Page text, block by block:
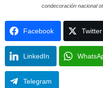
condecoración nacional
Facebook Twitter
LinkedIn
Telegram